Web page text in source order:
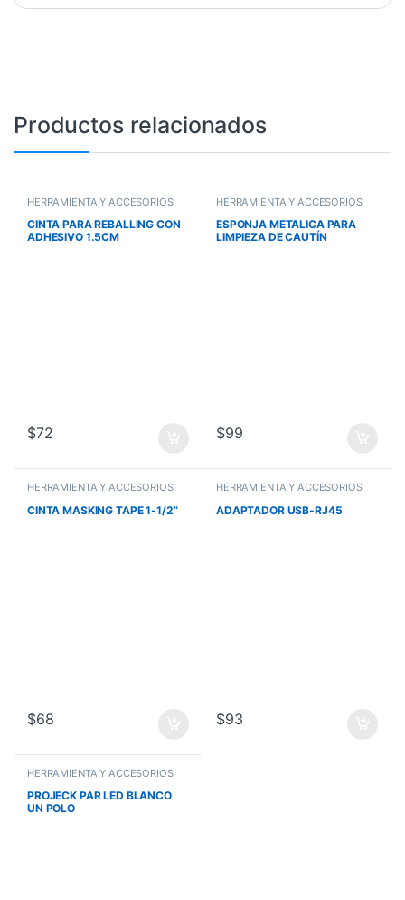
Productos relacionados
HERRAMIENTA Y ACCESORIOS
CINTA PARA REBALLING CON
ADHESIVO 1.5CM
$72
HERRAMIENTA Y ACCESORIOS
ESPONJA METALICA PARA
LIMPIEZA DE CAUTÍN
$99
HERRAMIENTA Y ACCESORIOS
CINTA MASKING TAPE 1-1/2”
$68
HERRAMIENTA Y ACCESORIOS
ADAPTADOR USB-RJ45
$93
HERRAMIENTA Y ACCESORIOS
PROJECK PAR LED BLANCO
UN POLO